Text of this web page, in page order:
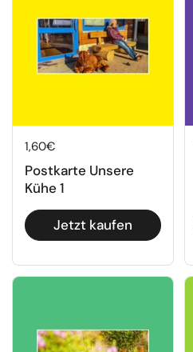
Regulärer Preis
1,60€
Postkarte Unsere
Kühe 1
Jetzt kaufen